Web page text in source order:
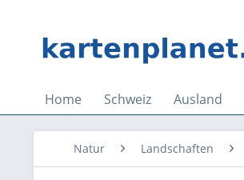
Home Schweiz Ausland
Natur Landschaften